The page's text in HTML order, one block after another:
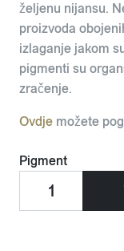
željenu nijansu.
proizvoda
izlaganje jakom
pigmenti su
zračenje.
Ovdje možete
Pigment